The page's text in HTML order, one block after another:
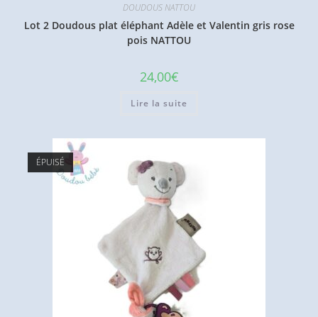
DOUDOUS NATTOU
Lot 2 Doudous plat éléphant Adèle et Valentin gris rose
pois NATTOU
24,00€
Lire la suite
ÉPUISÉ